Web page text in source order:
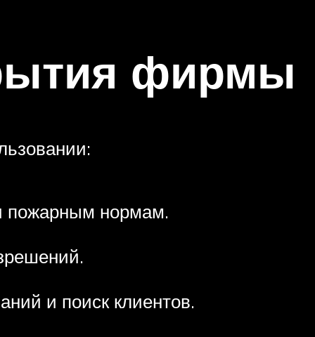
фирмы
пожарным нормам.
и поиск клиентов.